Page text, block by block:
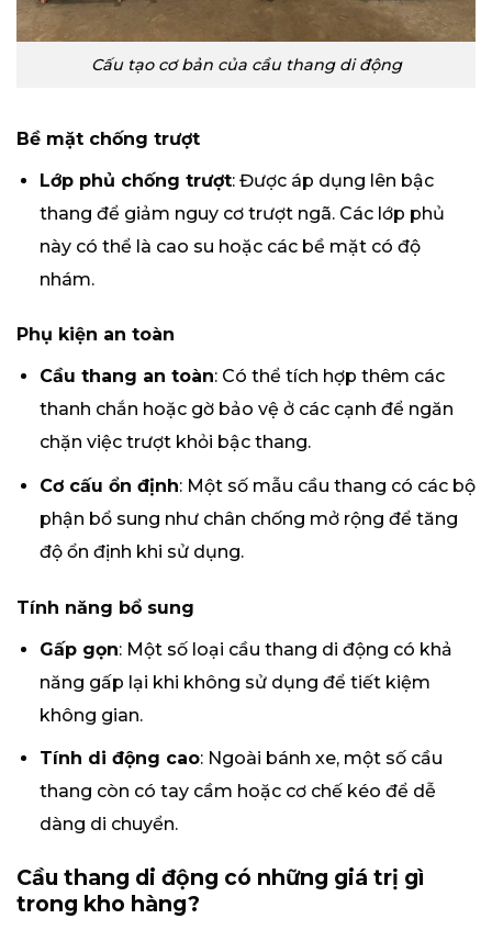
Cấu tạo cơ bản của cầu thang di động
Bề mặt chống trượt
Lớp phủ chống trượt: Được áp dụng lên bậc
thang để giảm nguy cơ trượt ngã. Các lớp phủ
này có thể là cao su hoặc các bề mặt có độ
nhám.
Phụ kiện an toàn
Cầu thang an toàn: Có thể tích hợp thêm các
thanh chắn hoặc gờ bảo vệ ở các cạnh để ngăn
chặn việc trượt khỏi bậc thang.
Cơ cấu ổn định: Một số mẫu cầu thang có các bộ
phận bổ sung như chân chống mở rộng để tăng
độ ổn định khi sử dụng.
Tính năng bổ sung
Gấp gọn: Một số loại cầu thang di động có khả
năng gấp lại khi không sử dụng để tiết kiệm
không gian.
Tính di động cao: Ngoài bánh xe, một số cầu
thang còn có tay cầm hoặc cơ chế kéo để dễ
dàng di chuyển.
Cầu thang di động có những giá trị gì
trong kho hàng?